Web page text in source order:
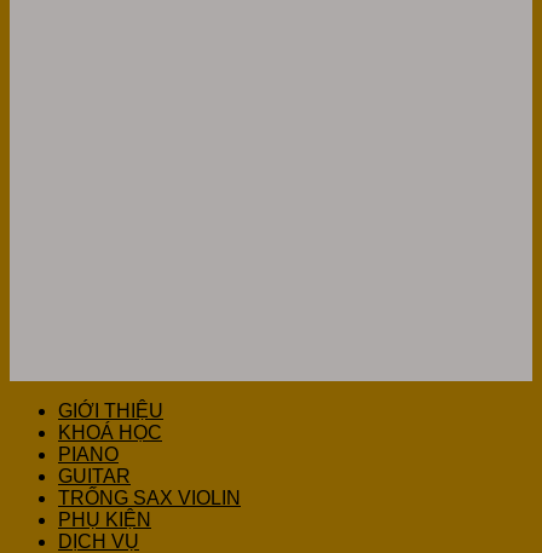
GIỚI THIỆU
KHOÁ HỌC
PIANO
GUITAR
TRỐNG SAX VIOLIN
PHỤ KIỆN
DỊCH VỤ